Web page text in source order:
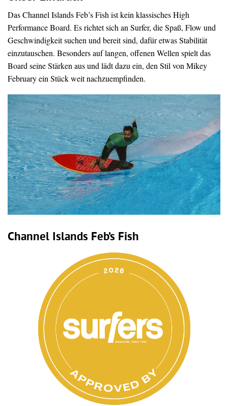
Das Channel Islands Feb’s Fish ist kein klassisches High
Performance Board. Es richtet sich an Surfer, die Spaß, Flow und
Geschwindigkeit suchen und bereit sind, dafür etwas Stabilität
einzutauschen. Besonders auf langen, offenen Wellen spielt das
Board seine Stärken aus und lädt dazu ein, den Stil von Mikey
February ein Stück weit nachzuempfinden.
Channel Islands Feb’s Fish